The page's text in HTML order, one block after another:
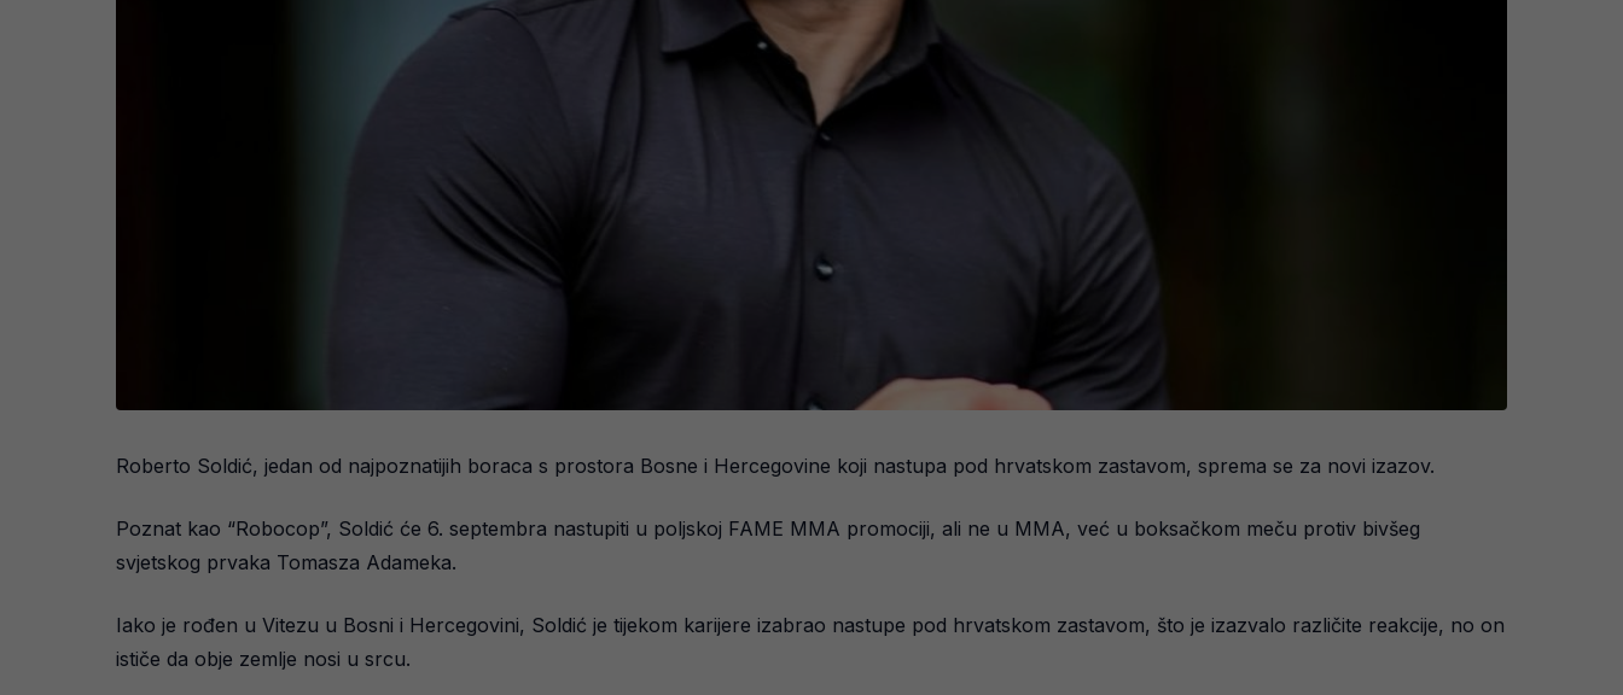
Roberto Soldić, jedan od najpoznatijih boraca s prostora Bosne i Hercegovine koji nastupa pod hrvatskom zastavom, sprema se za novi izazov.
Poznat kao “Robocop”, Soldić će 6. septembra nastupiti u poljskoj FAME MMA promociji, ali ne u MMA, već u boksačkom meču protiv bivšeg
svjetskog prvaka Tomasza Adameka.
Iako je rođen u Vitezu u Bosni i Hercegovini, Soldić je tijekom karijere izabrao nastupe pod hrvatskom zastavom, što je izazvalo različite reakcije, no on
ističe da obje zemlje nosi u srcu.